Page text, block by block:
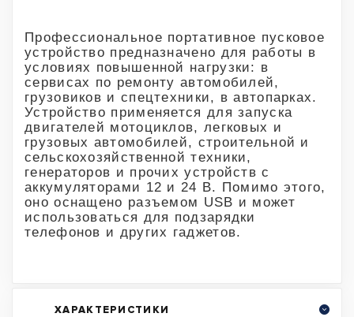
Профессиональное портативное пусковое
устройство предназначено для работы в
условиях повышенной нагрузки: в
сервисах по ремонту автомобилей,
грузовиков и спецтехники, в автопарках.
Устройство применяется для запуска
двигателей мотоциклов, легковых и
грузовых автомобилей, строительной и
сельскохозяйственной техники,
генераторов и прочих устройств с
аккумуляторами 12 и 24 В. Помимо этого,
оно оснащено разъемом USB и может
использоваться для подзарядки
телефонов и других гаджетов.
ХАРАКТЕРИСТИКИ